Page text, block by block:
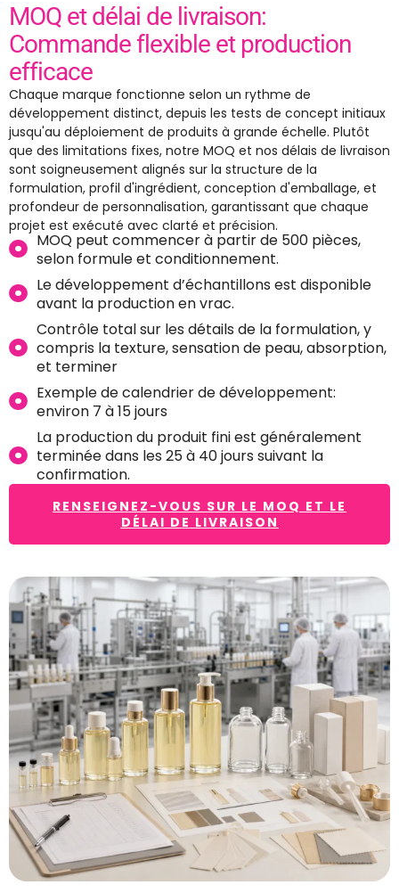
MOQ et délai de livraison:
Commande flexible et production
efficace
Chaque marque fonctionne selon un rythme de
développement distinct, depuis les tests de concept initiaux
jusqu'au déploiement de produits à grande échelle. Plutôt
que des limitations fixes, notre MOQ et nos délais de livraison
sont soigneusement alignés sur la structure de la
formulation, profil d'ingrédient, conception d'emballage, et
profondeur de personnalisation, garantissant que chaque
projet est exécuté avec clarté et précision.
MOQ peut commencer à partir de 500 pièces,
selon formule et conditionnement.
Le développement d’échantillons est disponible
avant la production en vrac.
Contrôle total sur les détails de la formulation, y
compris la texture, sensation de peau, absorption,
et terminer
Exemple de calendrier de développement:
environ 7 à 15 jours
La production du produit fini est généralement
terminée dans les 25 à 40 jours suivant la
confirmation.
RENSEIGNEZ-VOUS SUR LE MOQ ET LE
DÉLAI DE LIVRAISON